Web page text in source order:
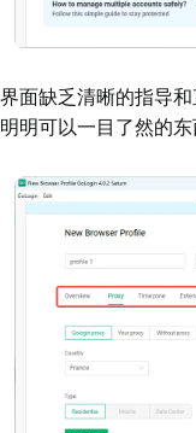
界面缺乏清晰的指导
明明可以一目了然的东